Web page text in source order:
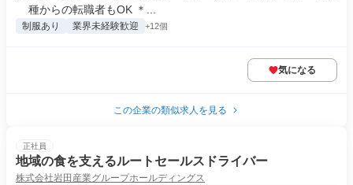
種からの転職者もOK ＊...
制服あり 業界未経験歓迎 +12個
気になる
この企業の類似求人を見る
正社員
地域の食を支えるルートセールスドライバー
株式会社岩田産業グループホールディングス